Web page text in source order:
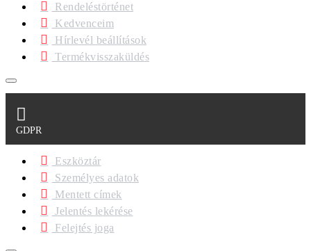
Rendeléstörténet
Kedvenceim
Hírlevél beállítások
Termékvisszaküldés
GDPR
Eszköztár
Személyes adatok
Mentett címek
Jelentés lekérése
Felejtés joga